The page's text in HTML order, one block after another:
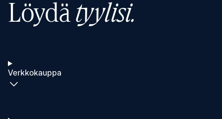
Löydätyylisi.
Verkkokauppa